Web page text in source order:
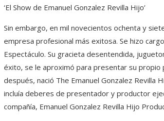
‘El Show de Emanuel Gonzalez Revilla Hijo’
Sin embargo, en mil novecientos ochenta y
empresa profesional más exitosa. Se hizo
Espectáculo. Su gracieta desentendida,
éxito, se le aproximó para presentar su
después, nació The Emanuel Gonzalez Revilla
incluía deberes de presentador y productor
compañía, Emanuel Gonzalez Revilla Hijo